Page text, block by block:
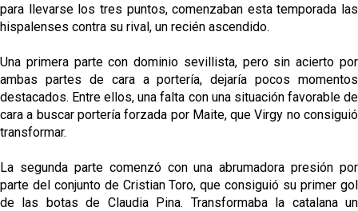
para llevarse los tres puntos, comenzaban esta temporada las
hispalenses contra su rival, un recién ascendido.
Una primera parte con dominio sevillista, pero sin acierto por
ambas partes de cara a portería, dejaría pocos momentos
destacados. Entre ellos, una falta con una situación favorable de
cara a buscar portería forzada por Maite, que Virgy no consiguió
transformar.
La segunda parte comenzó con una abrumadora presión por
parte del conjunto de Cristian Toro, que consiguió su primer gol
de las botas de Claudia Pina. Transformaba la catalana un